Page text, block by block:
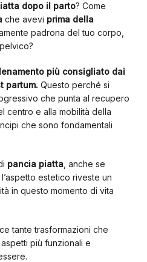
dopo il parto? Come
che avevi prima della
padrona del tuo corpo,
più consigliato dai
partum. Questo perché si
che punta al recupero
centro e alla mobilità della
che sono fondamentali
pancia piatta , anche se
estetico riveste un
in questo momento di vita
tante trasformazioni che
più funzionali e